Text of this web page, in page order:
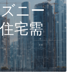
ニー
宅需